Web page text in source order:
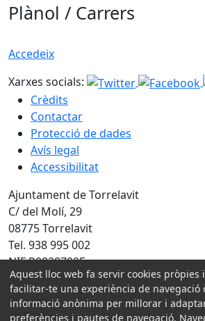
Plànol / Carrers
Accedeix
Xarxes socials:
Crèdits
Contactar
Protecció de dades
Avís legal
Accessibilitat
Ajuntament de Torrelavit
C/ del Molí, 29
08775 Torrelavit
Tel. 938 995 002
NIF P0828700E
Amb la col·laboració de:
Aquest lloc web fa servir cookies pròpies
facilitar-te una experiència de
informació anònima per millorar i
preferències i pautes de navegació.